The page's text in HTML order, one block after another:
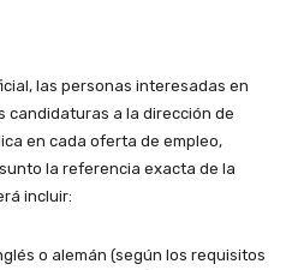
las personas interesadas en
candidaturas a la dirección de
en cada oferta de empleo,
la referencia exacta de la
incluir:
o alemán (según los requisitos